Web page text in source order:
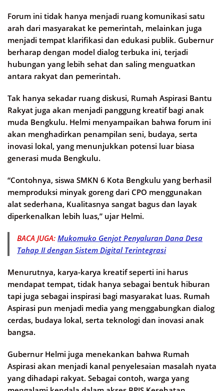
Forum ini tidak hanya menjadi ruang komunikasi satu
arah dari masyarakat ke pemerintah, melainkan juga
menjadi tempat klarifikasi dan edukasi publik. Gubernur
berharap dengan model dialog terbuka ini, terjadi
hubungan yang lebih sehat dan saling menguatkan
antara rakyat dan pemerintah.
Tak hanya sekadar ruang diskusi, Rumah Aspirasi Bantu
Rakyat juga akan menjadi panggung kreatif bagi anak
muda Bengkulu. Helmi menyampaikan bahwa forum ini
akan menghadirkan penampilan seni, budaya, serta
inovasi lokal, yang menunjukkan potensi luar biasa
generasi muda Bengkulu.
“Contohnya, siswa SMKN 6 Kota Bengkulu yang berhasil
memproduksi minyak goreng dari CPO menggunakan
alat sederhana, Kualitasnya sangat bagus dan layak
diperkenalkan lebih luas,” ujar Helmi.
BACA JUGA: Mukomuko Genjot Penyaluran Dana Desa
Tahap II dengan Sistem Digital Terintegrasi
Menurutnya, karya-karya kreatif seperti ini harus
mendapat tempat, tidak hanya sebagai bentuk hiburan
tapi juga sebagai inspirasi bagi masyarakat luas. Rumah
Aspirasi pun menjadi media yang menggabungkan dialog
cerdas, budaya lokal, serta teknologi dan inovasi anak
bangsa.
Gubernur Helmi juga menekankan bahwa Rumah
Aspirasi akan menjadi kanal penyelesaian masalah nyata
yang dihadapi rakyat. Sebagai contoh, warga yang